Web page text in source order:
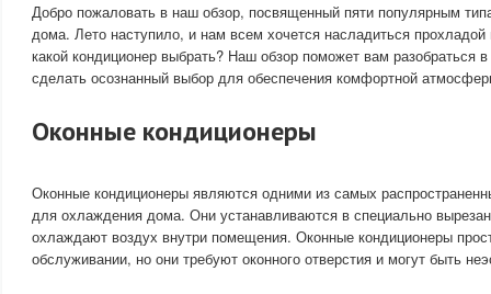
Добро пожаловать в наш обзор, посвященный пяти популярным
дома. Лето наступило, и нам всем хочется насладиться
какой кондиционер выбрать? Наш обзор поможет вам разобраться
сделать осознанный выбор для обеспечения комфортной
Оконные кондиционеры
Оконные кондиционеры являются одними из самых
для охлаждения дома. Они устанавливаются в специально
охлаждают воздух внутри помещения. Оконные кондиционеры
обслуживании, но они требуют оконного отверстия и могут быть